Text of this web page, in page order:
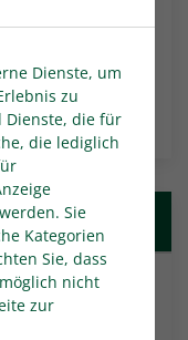
will
Dienste, um
zu
Dienste, die für
die lediglich
Sie
Kategorien
Sie, dass
nicht
zur